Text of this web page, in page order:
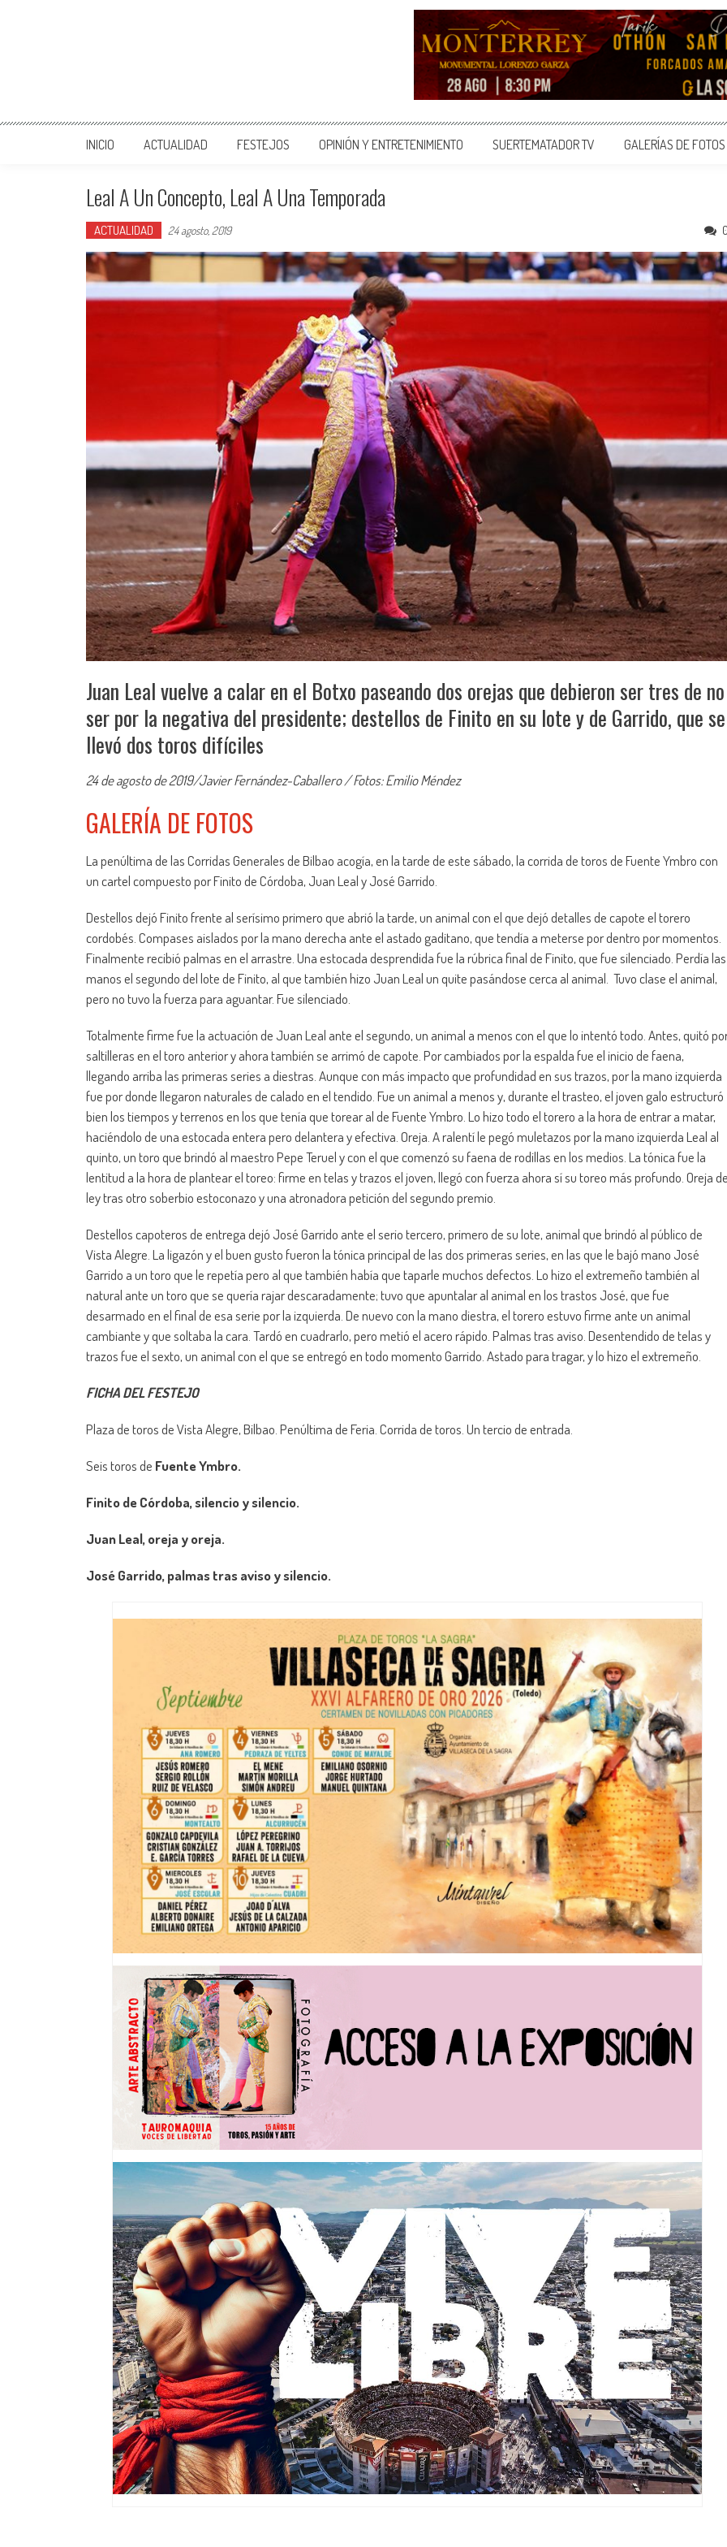
INICIO ACTUALIDAD FESTEJOS OPINIÓN Y ENTRETENIMIENTO SUERTEMATADOR TV GALERÍAS DE FOTOS
Leal A Un Concepto, Leal A Una Temporada
ACTUALIDAD 24 agosto, 2019
Juan Leal vuelve a calar en el Botxo paseando dos orejas que debieron ser tres de no
ser por la negativa del presidente; destellos de Finito en su lote y de Garrido, que se
llevó dos toros difíciles
24 de agosto de 2019/Javier Fernández-Caballero / Fotos: Emilio Méndez
GALERÍA DE FOTOS
La penúltima de las Corridas Generales de Bilbao acogía, en la tarde de este sábado, la corrida de toros de Fuente Ymbro con
un cartel compuesto por Finito de Córdoba, Juan Leal y José Garrido.
Destellos dejó Finito frente al serísimo primero que abrió la tarde, un animal con el que dejó detalles de capote el torero
cordobés. Compases aislados por la mano derecha ante el astado gaditano, que tendía a meterse por dentro por momentos.
Finalmente recibió palmas en el arrastre. Una estocada desprendida fue la rúbrica final de Finito, que fue silenciado. Perdía las
manos el segundo del lote de Finito, al que también hizo Juan Leal un quite pasándose cerca al animal. Tuvo clase el animal,
pero no tuvo la fuerza para aguantar. Fue silenciado.
Totalmente firme fue la actuación de Juan Leal ante el segundo, un animal a menos con el que lo intentó todo. Antes, quitó
saltilleras en el toro anterior y ahora también se arrimó de capote. Por cambiados por la espalda fue el inicio de faena,
llegando arriba las primeras series a diestras. Aunque con más impacto que profundidad en sus trazos, por la mano izquierda
fue por donde llegaron naturales de calado en el tendido. Fue un animal a menos y, durante el trasteo, el joven galo estructuró
bien los tiempos y terrenos en los que tenía que torear al de Fuente Ymbro. Lo hizo todo el torero a la hora de entrar a matar,
haciéndolo de una estocada entera pero delantera y efectiva. Oreja. A ralentí le pegó muletazos por la mano izquierda Leal al
quinto, un toro que brindó al maestro Pepe Teruel y con el que comenzó su faena de rodillas en los medios. La tónica fue la
lentitud a la hora de plantear el toreo: firme en telas y trazos el joven, llegó con fuerza ahora sí su toreo más profundo. Oreja
ley tras otro soberbio estoconazo y una atronadora petición del segundo premio.
Destellos capoteros de entrega dejó José Garrido ante el serio tercero, primero de su lote, animal que brindó al público de
Vista Alegre. La ligazón y el buen gusto fueron la tónica principal de las dos primeras series, en las que le bajó mano José
Garrido a un toro que le repetía pero al que también había que taparle muchos defectos. Lo hizo el extremeño también al
natural ante un toro que se quería rajar descaradamente; tuvo que apuntalar al animal en los trastos José, que fue
desarmado en el final de esa serie por la izquierda. De nuevo con la mano diestra, el torero estuvo firme ante un animal
cambiante y que soltaba la cara. Tardó en cuadrarlo, pero metió el acero rápido. Palmas tras aviso. Desentendido de telas y
trazos fue el sexto, un animal con el que se entregó en todo momento Garrido. Astado para tragar, y lo hizo el extremeño.
FICHA DEL FESTEJO
Plaza de toros de Vista Alegre, Bilbao. Penúltima de Feria. Corrida de toros. Un tercio de entrada.
Seis toros de Fuente Ymbro.
Finito de Córdoba, silencio y silencio.
Juan Leal, oreja y oreja.
José Garrido, palmas tras aviso y silencio.